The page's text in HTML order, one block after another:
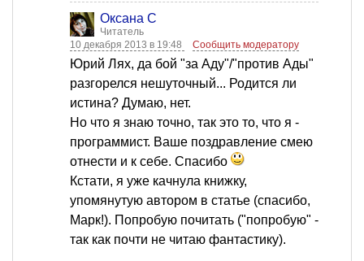
Оксана С
Читатель
10 декабря 2013 в 19:48
Сообщить модератору
Юрий Лях, да бой "за Аду"/"против Ады"
разгорелся нешуточный... Родится ли
истина? Думаю, нет.
Но что я знаю точно, так это то, что я -
программист. Ваше поздравление смею
отнести и к себе. Спасибо
Кстати, я уже качнула книжку,
упомянутую автором в статье (спасибо,
Марк!). Попробую почитать ("попробую" -
так как почти не читаю фантастику).